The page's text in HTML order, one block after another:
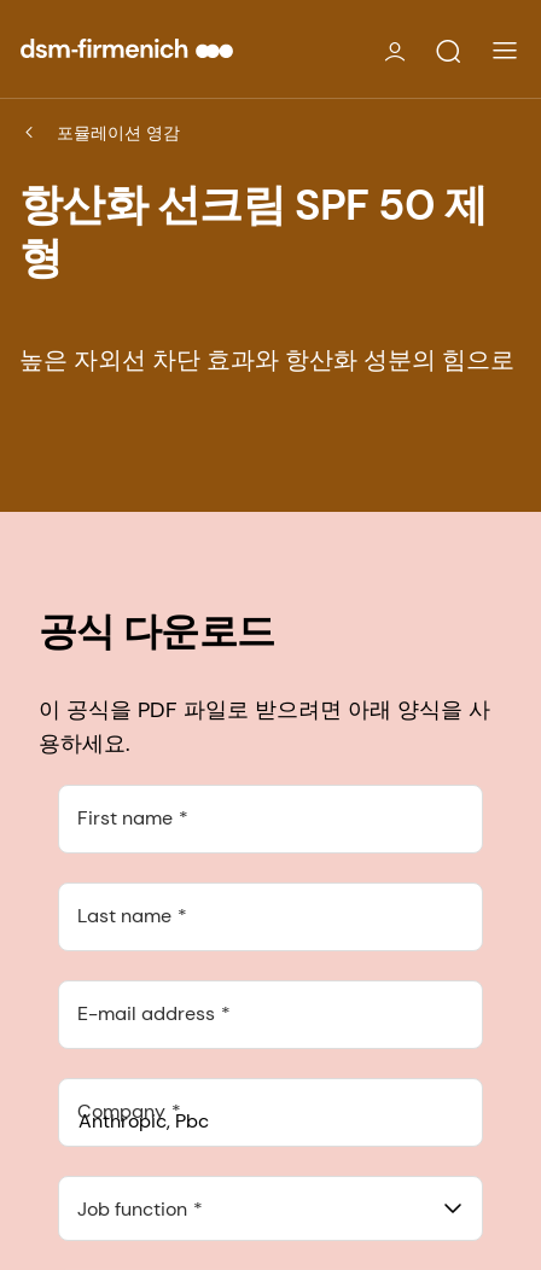
포뮬레이션 영감
항산화 선크림 SPF 50 제
형
높은 자외선 차단 효과와 항산화 성분의 힘으로
공식 다운로드
이 공식을 PDF 파일로 받으려면 아래 양식을 사
용하세요.
First name
Last name
E-mail address
Company
548 Market St Pmb 90375, San Francisco, California, US
Job function